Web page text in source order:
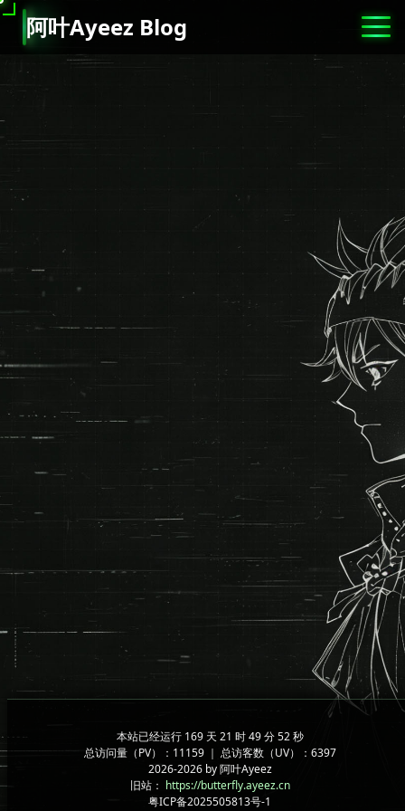
阿叶Ayeez Blog
本站已经运行 169 天 21 时 49 分 52 秒
总访问量（PV）：11159 ｜ 总访客数（UV）：6397
2026-2026 by 阿叶Ayeez
旧站： https://butterfly.ayeez.cn
粤ICP备2025505813号-1